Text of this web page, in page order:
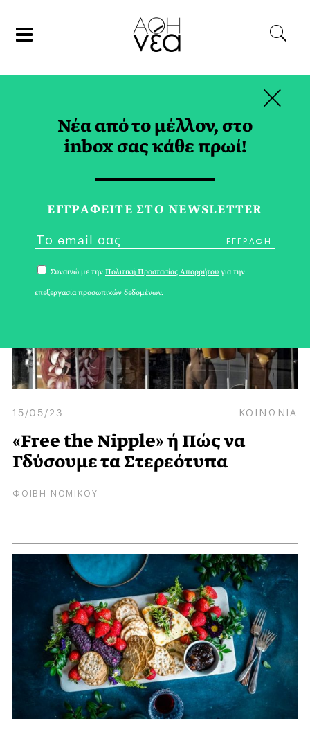
ΚΙΝΗΜΑ TAG
15/05/23 ΚΟΙΝΩΝΙΑ
«Free the Nipple» ή Πώς να
Γδύσουμε τα Στερεότυπα
ΦΟΙΒΗ ΝΟΜΙΚΟΥ
Νέα από το μέλλον, στο
inbox σας κάθε πρωί!
ΕΓΓPΑΦΕΙΤΕ ΣΤΟ NEWSLETTER
Συναινώ με την Πολιτική Προστασίας Απορρήτου για την
επεξεργασία προσωπικών δεδομένων.
×